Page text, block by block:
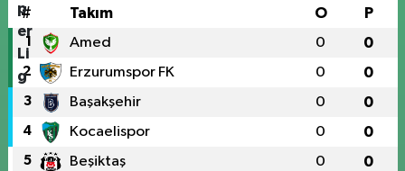
# Takım O P
1 Amed 0 0
2 Erzurumspor FK 0 0
3 Başakşehir 0 0
4 Kocaelispor 0 0
5 Beşiktaş 0 0